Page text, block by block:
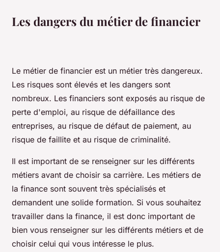
Les dangers du métier de financier
Le métier de financier est un métier très dangereux.
Les risques sont élevés et les dangers sont
nombreux. Les financiers sont exposés au risque de
perte d'emploi, au risque de défaillance des
entreprises, au risque de défaut de paiement, au
risque de faillite et au risque de criminalité.
Il est important de se renseigner sur les différents
métiers avant de choisir sa carrière. Les métiers de
la finance sont souvent très spécialisés et
demandent une solide formation. Si vous souhaitez
travailler dans la finance, il est donc important de
bien vous renseigner sur les différents métiers et de
choisir celui qui vous intéresse le plus.